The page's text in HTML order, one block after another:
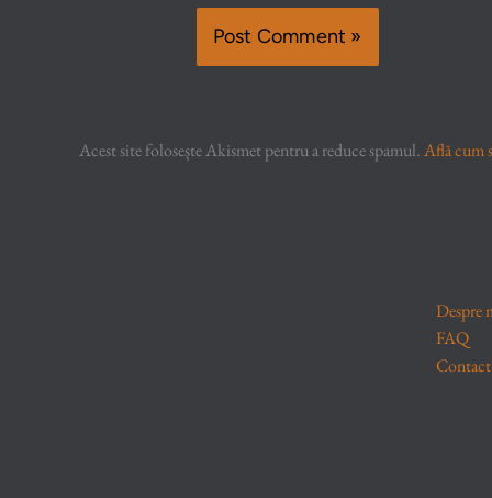
Acest site folosește Akismet pentru a reduce spamul.Află cum
Despre
FAQ
Contact